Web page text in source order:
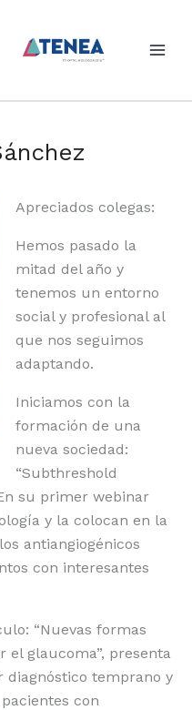
Apreciados colegas:
Hemos pasado la
mitad del año y
tenemos un entorno
social y profesional al
que nos seguimos
adaptando.
Iniciamos con la
formación de una
nueva sociedad:
“Subthreshold
su primer webinar
y la colocan en la
antiangiogénicos
con interesantes
“Nuevas formas
glaucoma”, presenta
diagnóstico temprano y
con